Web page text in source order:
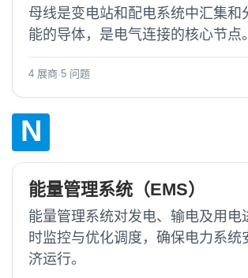
母线是变电站和配电系统中汇集和
能的导体，是电气连接的核心节点。
4 展商·5 问题
N
能量管理系统（EMS）
能量管理系统对发电、输电及用电
时监控与优化调度，确保电力系统
济运行。